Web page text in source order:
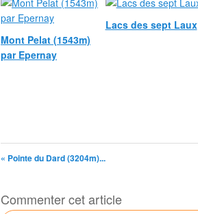
Mont Pelat (1543m)
par Epernay
Lacs des sept Laux
« Pointe du Dard (3204m)...
Commenter cet article